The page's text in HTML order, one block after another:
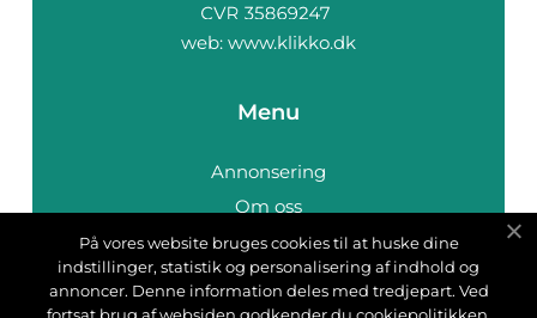
web: www.klikko.dk
Menu
Annonsering
Om oss
Cookies
Kontakta oss
Sitemap
På vores website bruges cookies til at huske dine
indstillinger, statistik og personalisering af indhold og
annoncer. Denne information deles med tredjepart. Ved